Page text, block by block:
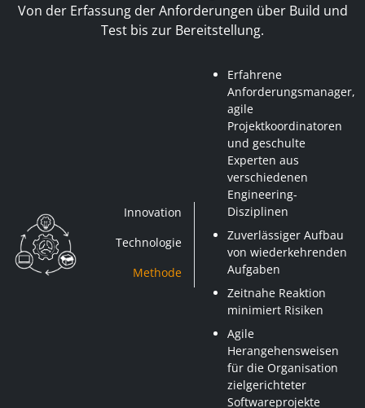
Von der Erfassung der Anforderungen über Build und
Test bis zur Bereitstellung.
Innovation
Technologie
Methode
Erfahrene
Anforderungsmanager,
agile
Projektkoordinatoren
und geschulte
Experten aus
verschiedenen
Engineering-
Disziplinen
Zuverlässiger Aufbau
von wiederkehrenden
Aufgaben
Zeitnahe Reaktion
minimiert Risiken
Agile
Herangehensweisen
für die Organisation
zielgerichteter
Softwareprojekte